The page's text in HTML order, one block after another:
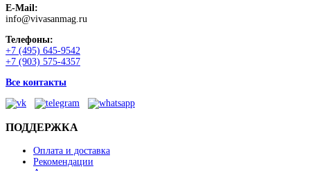
E-Mail:
info@vivasanmag.ru
Телефоны:
+7 (495) 645-9542
+7 (903) 575-4357
Все контакты
ПОДДЕРЖКА
Оплата и доставка
Рекомендации